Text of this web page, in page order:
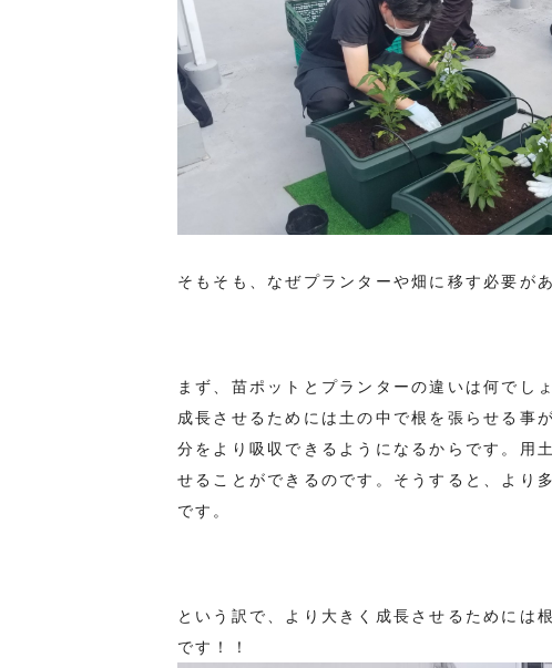
そもそも、なぜプランターや畑に移す必要が
まず、苗ポットとプランターの違いは何でし
成長させるためには土の中で根を張らせる事
分をより吸収できるようになるからです。用
せることができるのです。そうすると、より
です。
という訳で、より大きく成長させるためには
です！！